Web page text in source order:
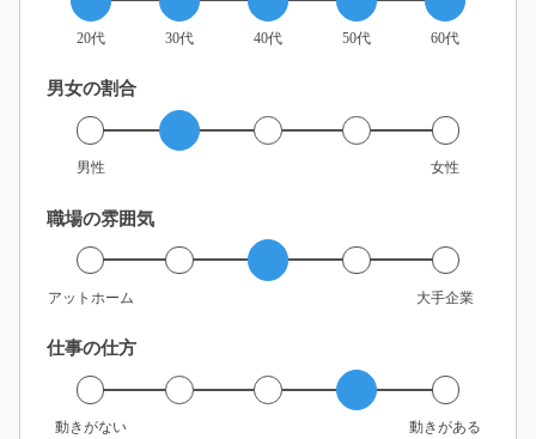
20代 30代 40代 50代 60代
男女の割合
男性 女性
職場の雰囲気
アットホーム 大手企業
仕事の仕方
動きがない 動きがある